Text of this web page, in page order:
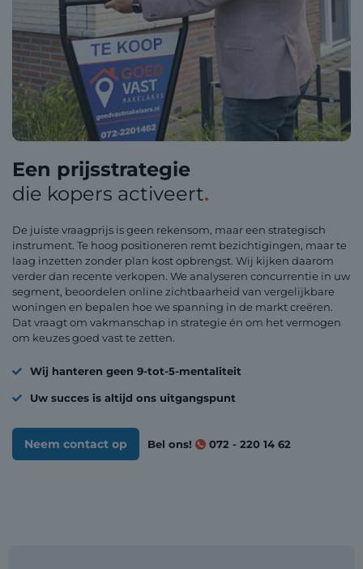
Een prijsstrategie
die kopers activeert.
De juiste vraagprijs is geen rekensom, maar een strategisch
instrument. Te hoog positioneren remt bezichtigingen, maar te
laag inzetten zonder plan kost opbrengst. Wij kijken daarom
verder dan recente verkopen. We analyseren concurrentie in uw
segment, beoordelen online zichtbaarheid van vergelijkbare
woningen en bepalen hoe we spanning in de markt creëren.
Dat vraagt om vakmanschap in strategie én om het vermogen
om keuzes goed vast te zetten.
Wij hanteren geen 9-tot-5-mentaliteit
Uw succes is altijd ons uitgangspunt
Neem contact op Bel ons! 072 - 220 14 62